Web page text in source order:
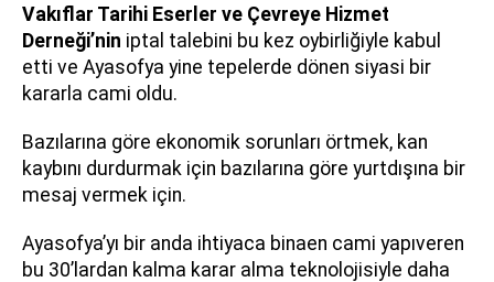
Vakıflar Tarihi Eserler ve Çevreye Hizmet
Derneği’nin iptal talebini bu kez oybirliğiyle kabul
etti ve Ayasofya yine tepelerde dönen siyasi bir
kararla cami oldu.
Bazılarına göre ekonomik sorunları örtmek, kan
kaybını durdurmak için bazılarına göre yurtdışına bir
mesaj vermek için.
Ayasofya’yı bir anda ihtiyaca binaen cami yapıveren
bu 30’lardan kalma karar alma teknolojisiyle daha